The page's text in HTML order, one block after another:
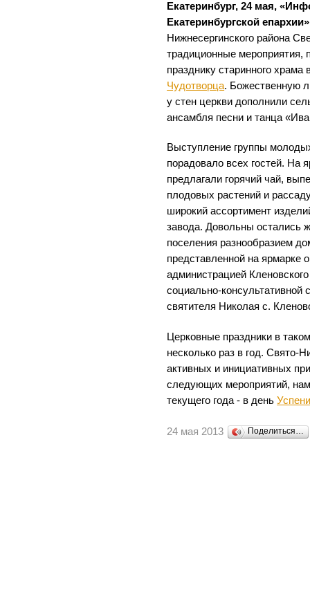
Екатеринбург, 24 мая,
Екатеринбургской
Нижнесергинского района
традиционные мероприятия,
празднику старинного храма
Чудотворца. Божественную
у стен церкви дополнили
ансамбля песни и танца
Выступление группы
порадовало всех гостей. На
предлагали горячий чай,
плодовых растений и
широкий ассортимент
завода. Довольны остались
поселения разнообразием
представленной на ярмарке
администрацией
социально-консультативной
святителя Николая с.
Церковные праздники в
несколько раз в год. Свято-
активных и инициативных
следующих мероприятий,
текущего года - в день
24 мая 2013 Поделиться…